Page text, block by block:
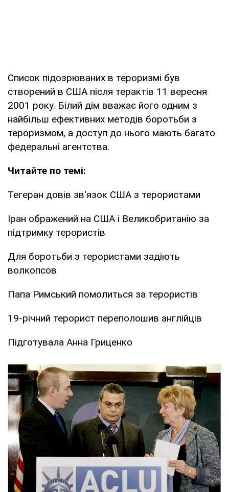
Список підозрюваних в тероризмі був
створений в США після терактів 11 вересня
2001 року. Білий дім вважає його одним з
найбільш ефективних методів боротьби з
тероризмом, а доступ до нього мають багато
федеральні агентства.
Читайте по темі:
Тегеран довів зв'язок США з терористами
Іран ображений на США і Великобританію за
підтримку терористів
Для боротьби з терористами задіють
волкопсов
Папа Римський помолиться за терористів
19-річний терорист переполошив англійців
Підготувала Анна Гриценко